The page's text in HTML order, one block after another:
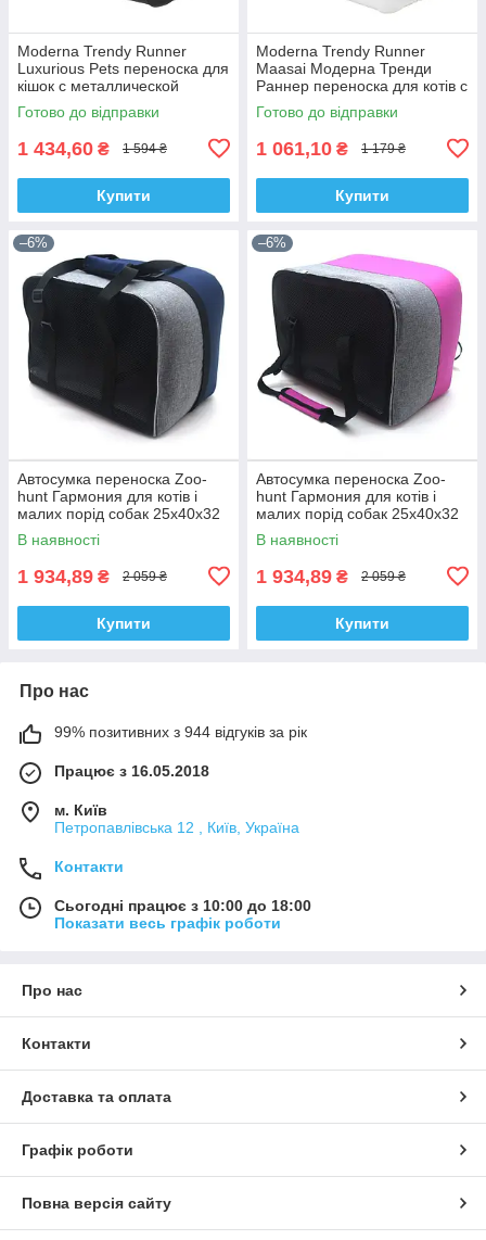
Moderna Trendy Runner
Luxurious Pets переноска для
кішок c металлической
дверцей 50,1х32х34,5 см
чорна
Готово до відправки
1 434,60 ₴ 1 594 ₴
Купити
Moderna Trendy Runner
Maasai Модерна Тренди
Раннер переноска для котів c
пластиковою дверцею
50х32х34,5 см
Готово до відправки
1 061,10 ₴ 1 179 ₴
Купити
–6%
Автосумка переноска Zoo-
hunt Гармония для котів і
малих порід собак 25х40х32
см синя
В наявності
1 934,89 ₴ 2 059 ₴
Купити
–6%
Автосумка переноска Zoo-
hunt Гармония для котів і
малих порід собак 25х40х32
см фіолетова
В наявності
1 934,89 ₴ 2 059 ₴
Купити
Про нас
99% позитивних з 944 відгуків за рік
Працює з 16.05.2018
м. Київ
Петропавлівська 12 , Київ, Україна
Контакти
Сьогодні працює з 10:00 до 18:00
Показати весь графік роботи
Про нас
Контакти
Доставка та оплата
Графік роботи
Повна версія сайту